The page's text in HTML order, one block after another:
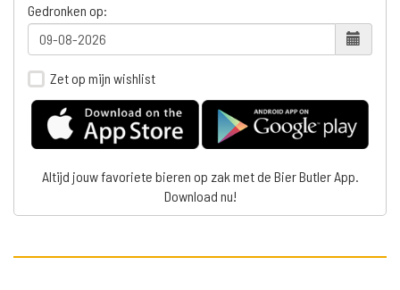
Gedronken op:
Zet op mijn wishlist
Altijd jouw favoriete bieren op zak met de Bier Butler App.
Download nu!